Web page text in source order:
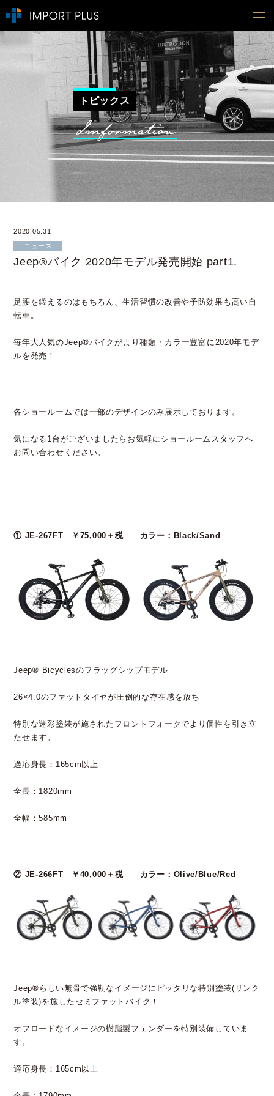
トピックス
2020.05.31
ニュース
Jeep®バイク 2020年モデル発売開始 part1.
足腰を鍛えるのはもちろん、生活習慣の改善や予防効果も高い自
転車。
毎年大人気のJeep®バイクがより種類・カラー豊富に2020年モデ
ルを発売！
各ショールームでは一部のデザインのみ展示しております。
気になる1台がございましたらお気軽にショールームスタッフへ
お問い合わせください。
① JE-267FT ￥75,000＋税 カラー：Black/Sand
Jeep® Bicyclesのフラッグシップモデル
26×4.0のファットタイヤが圧倒的な存在感を放ち
特別な迷彩塗装が施されたフロントフォークでより個性を引き立
たせます。
適応身長：165cm以上
全長：1820mm
全幅：585mm
② JE-266FT ￥40,000＋税 カラー：Olive/Blue/Red
Jeep®らしい無骨で強靭なイメージにピッタリな特別塗装(リンク
ル塗装)を施したセミファットバイク！
オフロードなイメージの樹脂製フェンダーを特別装備していま
す。
適応身長：165cm以上